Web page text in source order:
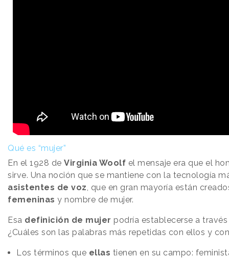
Qué es “mujer”
En el 1928 de Virginia Woolf el mensaje era que el
sirve. Una noción que se mantiene con la tecnología
asistentes de voz , que en gran mayoría están
femeninas y nombre de mujer.
Esa definición de mujer podría establecerse a
¿Cuáles son las palabras más repetidas con ellos y
Los términos que ellas tienen en su campo: